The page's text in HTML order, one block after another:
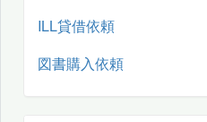
ILL貸借依頼
図書購入依頼